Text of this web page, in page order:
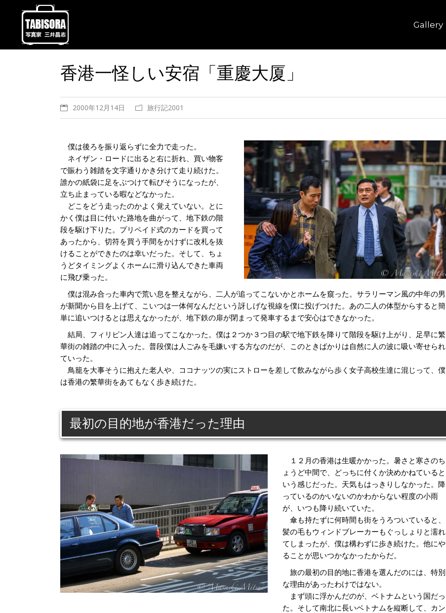
Gallery
香港一怪しい安宿「重慶大厦」
2000年12月14日 旅行記2001
僕は後ろを振り返らずに全力で走った。
ネイザン・ロードに出ると右に折れ、買い物客
で賑わう雑踏を文字通りかき分けて走り続けた。
誰かの紙袋に足をぶつけて転びそうになったが、
立ち止まっている暇などなかった。
どこをどう走ったのかよく覚えていない。とに
かく僕は目に付いた路地を曲がって、地下鉄の階
段を駆け下りた。プリペイド式のカードを買って
あったから、切符を買う手間をかけずに改札を抜
けることができたのは幸いだった。そして、ちょ
うどタイミングよくホームに滑り込んできた車両
に飛び乗った。
僕は混み合った車内で荒い息を整えながら、二人が追ってこないかとホームを窺った。サラリーマン風の中年の男
が新聞から目を上げて、こいつは一体何なんだという訝しげな視線を僕に投げつけた。あの二人の体型からすると簡
単に追いつけるとは思えなかったが、地下鉄の扉が閉まって発車するまで安心はできなかった。
結局、フィリピン人達は追ってこなかった。僕は２つか３つ目の駅で地下鉄を降りて階段を駆け上がり、足早に繁
華街の雑踏の中に入った。普段僕は人ごみを毛嫌いする方なのだが、このときばかりは自然に人の波に吸い寄せられ
ていった。
鳥籠を大事そうに抱えた老人や、ココナッツの実にストローを差して飲みながら歩く女子高校生達に混じって、僕
は香港の繁華街をあてもなく歩き続けた。
最初の目的地が香港だった理由
１２月の香港は生暖かかった。暑さと寒さのち
ょうど中間で、どっちに付くか決めかねていると
いう感じだった。天気もはっきりしなかった。降
っているのかいないのかわからない程度の小雨
が、いつも降り続いていた。
傘も持たずに何時間も街をうろついていると、
髪の毛もウィンドブレーカーもぐっしょりと濡れ
てしまったが、僕は構わずに歩き続けた。他にや
ることが思いつかなかったからだ。
旅の最初の目的地に香港を選んだのには、特別
な理由があったわけではない。
まず頭に浮かんだのが、ベトナムという国だっ
た。そして南北に長いベトナムを縦断して、カン